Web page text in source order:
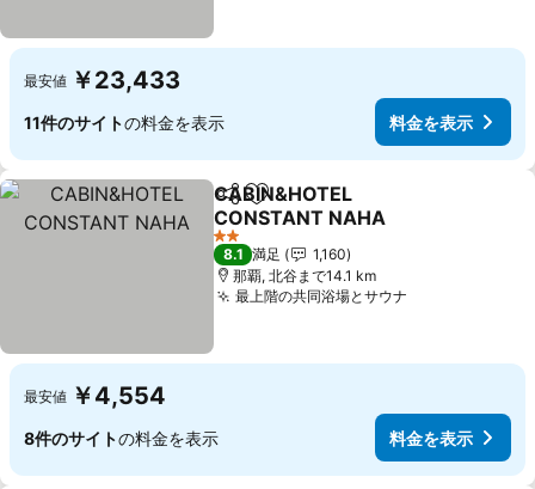
最安値 ￥23,433
11件のサイトの料金を表示 料金を表示
シェアお気に入りに追加
CABIN&HOTEL
CONSTANT NAHA
料金を表示
2 ホテルのランク
8.1 満足
1,160
那覇, 北谷まで14.1 km
最上階の共同浴場とサウナ
最安値 ￥4,554
8件のサイトの料金を表示 料金を表示